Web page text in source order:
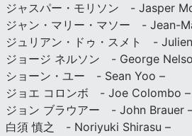
ジャスパー・モリソン - Jasper
ジャン・マリー・マソー - Jean-
ジュリアン・ドゥ・スメト -
ジョージ ネルソン - George
ショーン・ユー - Sean Yoo –
ジョエ コロンボ - Joe Colombo –
ジョン ブラウアー - John Brauer
白須 慎之 - Noriyuki Shirasu –